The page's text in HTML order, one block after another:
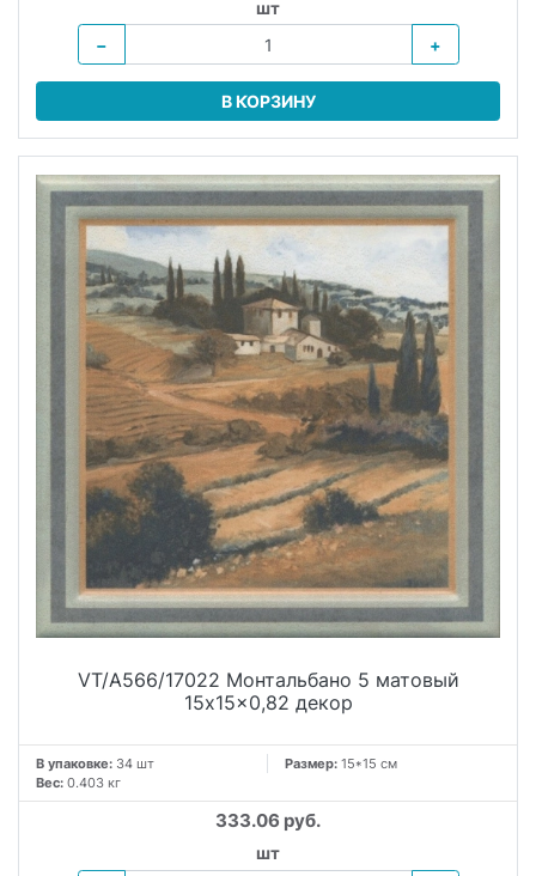
шт
−
+
В КОРЗИНУ
VT/A566/17022 Монтальбано 5 матовый
15x15x0,82 декор
В упаковке: 34 шт Размер: 15*15 см
Вес: 0.403 кг
333.06 руб.
шт